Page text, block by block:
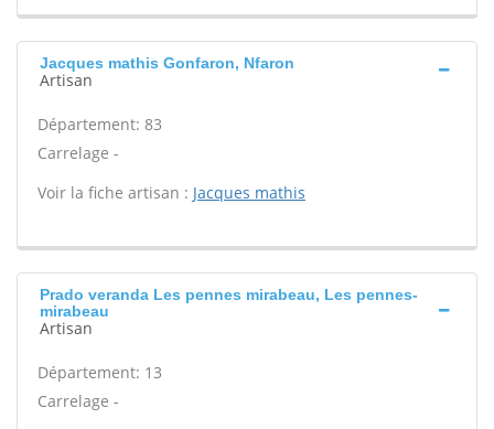
Jacques mathis Gonfaron, Nfaron
Artisan
Département: 83
Carrelage -
Voir la fiche artisan : Jacques mathis
Prado veranda Les pennes mirabeau, Les pennes-
mirabeau
Artisan
Département: 13
Carrelage -